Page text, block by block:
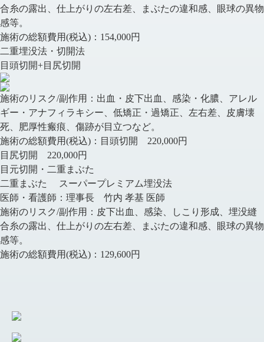
合糸の露出、仕上がりの左右差、まぶたの違和感、眼球の異物
感等。
施術の総額費用(税込)： 154,000円
二重埋没法・切開法
目頭切開+目尻切開
施術のリスク/副作用： 出血・皮下出血、感染・化膿、アレル
ギー・アナフィラキシー、低矯正・過矯正、左右差、皮膚壊
死、肥厚性瘢痕、傷跡が目立つなど。
施術の総額費用(税込)： 目頭切開 220,000円
目尻切開 220,000円
目元切開・二重まぶた
二重まぶた スーパープレミアム埋没法
医師・看護師： 理事長 竹内 孝基 医師
施術のリスク/副作用： 皮下出血、感染、しこり形成、埋没縫
合糸の露出、仕上がりの左右差、まぶたの違和感、眼球の異物
感等。
施術の総額費用(税込)： 129,600円